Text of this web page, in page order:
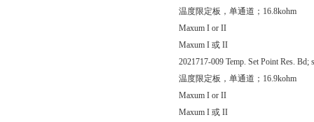
温度限定板，单通道；16.8kohm
Maxum I or II
Maxum I 或 II
2021717-009 Temp. Set Point Res. Bd;
温度限定板，单通道；16.9kohm
Maxum I or II
Maxum I 或 II